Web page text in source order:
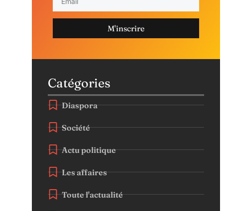
M'inscrire
Catégories
Diaspora
Société
Actu politique
Les affaires
Toute l'actualité